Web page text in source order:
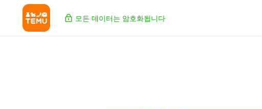
모든 데이터는 암호화됩니다